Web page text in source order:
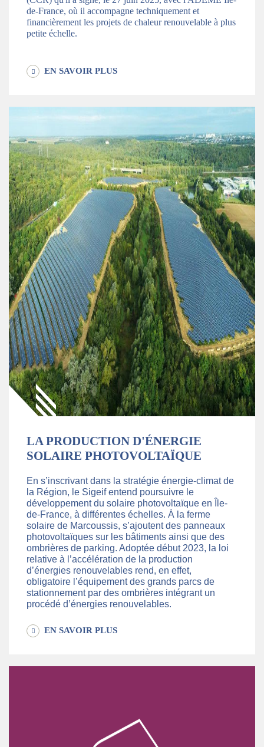
de-France, où il accompagne techniquement et
financièrement les projets de chaleur renouvelable à plus
petite échelle.
EN SAVOIR PLUS
LA PRODUCTION D'ÉNERGIE
SOLAIRE PHOTOVOLTAÏQUE
En s’inscrivant dans la stratégie énergie-climat de
la Région, le Sigeif entend poursuivre le
développement du solaire photovoltaïque en Île-
de-France, à différentes échelles. À la ferme
solaire de Marcoussis, s’ajoutent des panneaux
photovoltaïques sur les bâtiments ainsi que des
ombrières de parking. Adoptée début 2023, la loi
relative à l’accélération de la production
d’énergies renouvelables rend, en effet,
obligatoire l’équipement des grands parcs de
stationnement par des ombrières intégrant un
procédé d’énergies renouvelables.
EN SAVOIR PLUS